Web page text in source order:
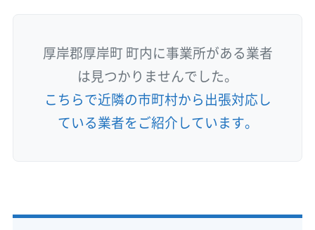
厚岸郡厚岸町 町内に事業所がある業者
は見つかりませんでした。
こちらで近隣の市町村から出張対応し
ている業者をご紹介しています。